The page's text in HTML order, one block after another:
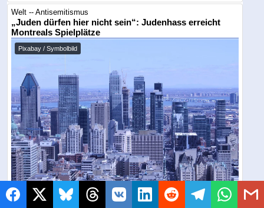
Welt -- Antisemitismus
„Juden dürfen hier nicht sein“: Judenhass erreicht
Montreals Spielplätze
Pixabay / Symbolbild
Ein Vater bittet nur darum, zwei Hunde aus dem Kinderbereich zu